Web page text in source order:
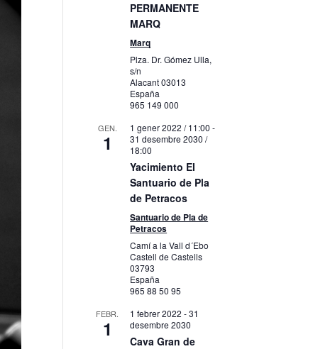
PERMANENTE
MARQ
Marq
Plza. Dr. Gómez Ulla,
s/n
Alacant03013
España
965 149 000
GEN.
1
1 gener 2022 / 11:00 -
31 desembre 2030 /
18:00
Yacimiento El
Santuario de Pla
de Petracos
Santuario de Pla de
Petracos
Camí a la Vall d´Ebo
Castell de Castells
03793
España
965 88 50 95
FEBR.
1
1 febrer 2022 -31
desembre 2030
Cava Gran de